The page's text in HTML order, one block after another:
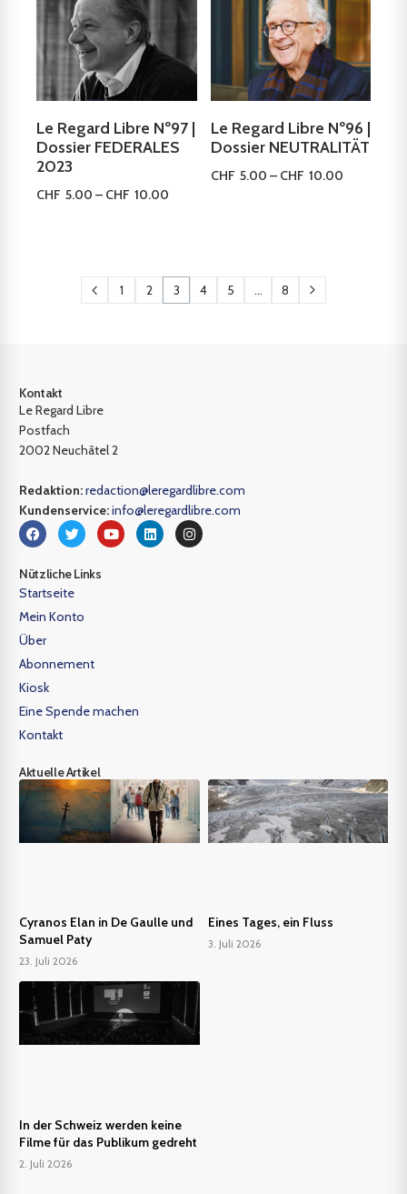
Le Regard Libre Nº97 |
Dossier FEDERALES
2023
CHF 5.00 – CHF 10.00
Le Regard Libre Nº96 |
Dossier NEUTRALITÄT
CHF 5.00 – CHF 10.00
1 2 3 4 5 … 8
Kontakt
Le Regard Libre
Postfach
2002 Neuchâtel 2
Redaktion:redaction@leregardlibre.com
Kundenservice:info@leregardlibre.com
Nützliche Links
Startseite
Mein Konto
Über
Abonnement
Kiosk
Eine Spende machen
Kontakt
Aktuelle Artikel
Cyranos Elan in De Gaulle und
Samuel Paty
23. Juli 2026
Eines Tages, ein Fluss
3. Juli 2026
In der Schweiz werden keine
Filme für das Publikum gedreht
2. Juli 2026